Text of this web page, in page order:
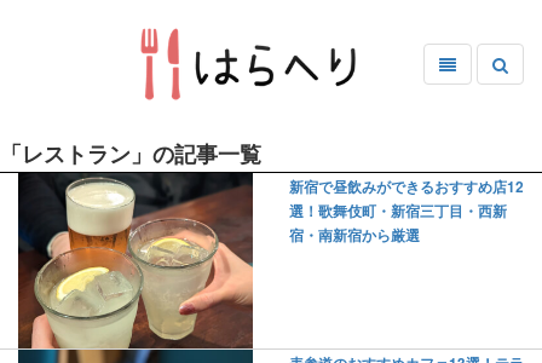
「レストラン」の記事一覧
新宿で昼飲みができるおすすめ店12
選！歌舞伎町・新宿三丁目・西新
宿・南新宿から厳選